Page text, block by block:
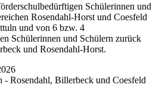
Schülerinnen und
Rosendahl-Horst und Coesfeld
und von 6 bzw. 4
Schülerinnen und Schülern zurück
und Rosendahl-Horst.
- Rosendahl, Billerbeck und Coesfeld